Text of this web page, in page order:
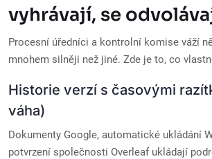
vyhrávají, se
Procesní úředníci a kontrolní komise váží
mnohem silněji než jiné. Zde je to, co
Historie verzí s časovými
váha)
Dokumenty Google, automatické ukládání
potvrzení společnosti Overleaf ukládají